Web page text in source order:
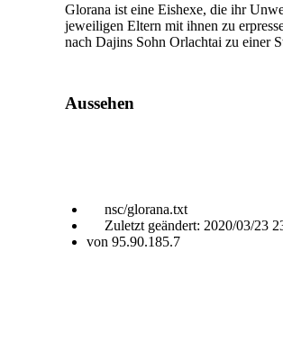
Glorana ist eine Eishexe, die ihr
jeweiligen Eltern mit ihnen zu
nach Dajins Sohn Orlachtai zu einer
Aussehen
nsc/glorana.txt
Zuletzt geändert: 2020/03/23
von 95.90.185.7